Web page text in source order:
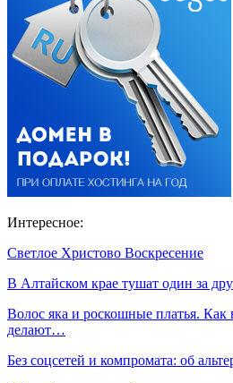
Интересное:
Светлое Христово Воскресение
В Алтайском крае тушат один за
Волос яка и роскошные платья. Как
делают…
Без соцсетей и компромата: об